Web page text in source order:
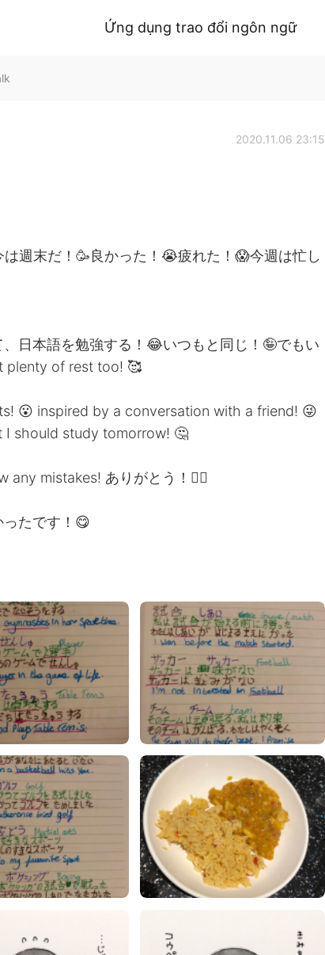
Ứng dụng trao đổi ngôn ngữ
2020.11.06 23:15
週末だ！🥳良かった！😭疲れた！😱今週は忙し
日本語を勉強する！😂いつもと同じ！🤪でもい
plenty of rest too! 🥰
😮 inspired by a conversation with a friend! 😜
I should study tomorrow! 🤔
mistakes! ありがとう！🙇‍♂️
たです！😋